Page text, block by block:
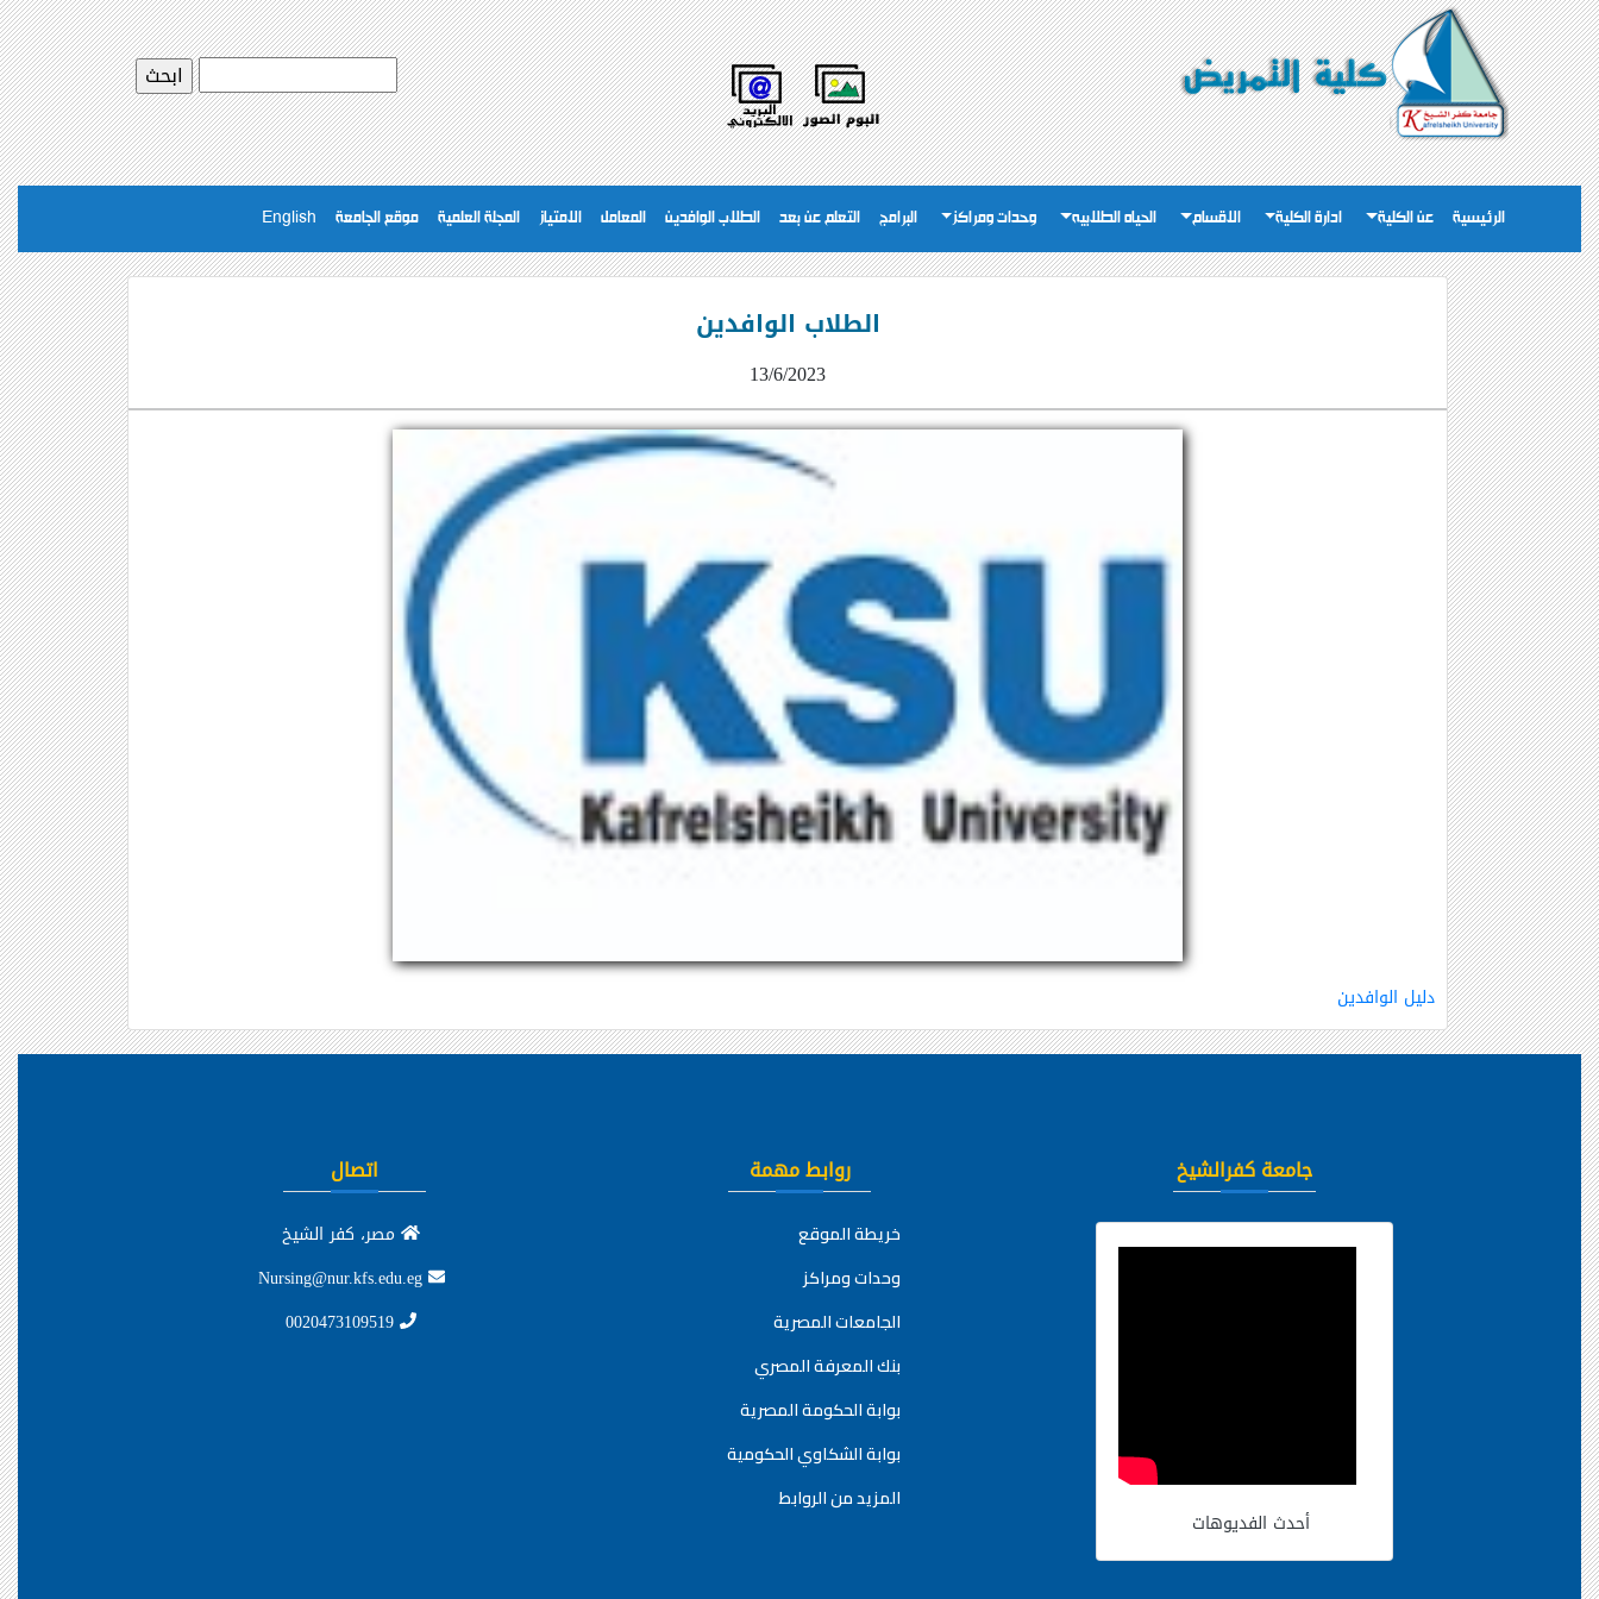
الرئيسية عن الكلية ادارة الكلية الاقسام الحياه الطلابيه وحدات ومراكز البرامج التعلم عن بعد الطلاب الوافدين المعامل الامتياز المجلة العلمية موقع الجامعة English
الطلاب الوافدين
13/6/2023
دليل الوافدين
جامعة كفرالشيخ
أحدث الفديوهات
روابط مهمة
خريطة الموقع
وحدات ومراكز
الجامعات المصرية
بنك المعرفة المصري
بوابة الحكومة المصرية
بوابة الشكاوي الحكومية
المزيد من الروابط
اتصال
مصر، كفر الشيخ
Nursing@nur.kfs.edu.eg